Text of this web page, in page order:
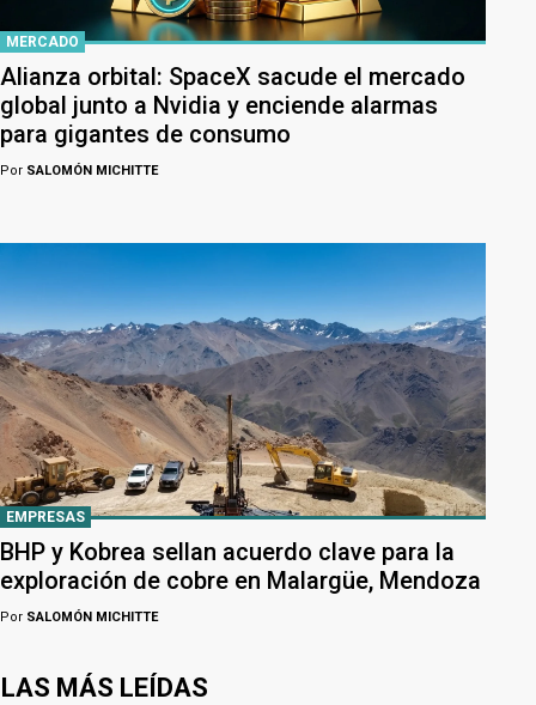
MERCADO
Alianza orbital: SpaceX sacude el mercado
global junto a Nvidia y enciende alarmas
para gigantes de consumo
Por SALOMÓN MICHITTE
EMPRESAS
BHP y Kobrea sellan acuerdo clave para la
exploración de cobre en Malargüe, Mendoza
Por SALOMÓN MICHITTE
LAS MÁS LEÍDAS